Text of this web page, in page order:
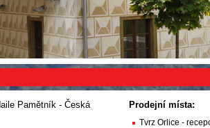
Pamětník - Česká
Prodejní místa:
Tvrz Orlice -